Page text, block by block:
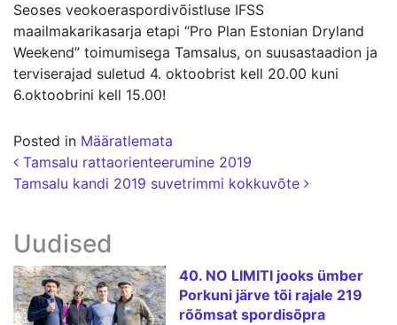
Seoses veokoeraspordivõistluse IFSS
maailmakarikasarja etapi “Pro Plan Estonian Dryland
Weekend” toimumisega Tamsalus, on suusastaadion ja
terviserajad suletud 4. oktoobrist kell 20.00 kuni
6.oktoobrini kell 15.00!
Posted in Määratlemata
Postituse navigatsioon
Tamsalu rattaorienteerumine 2019
Tamsalu kandi 2019 suvetrimmi kokkuvõte
Uudised
40. NO LIMITI jooks ümber
Porkuni järve tõi rajale 219
rõõmsat spordisõpra